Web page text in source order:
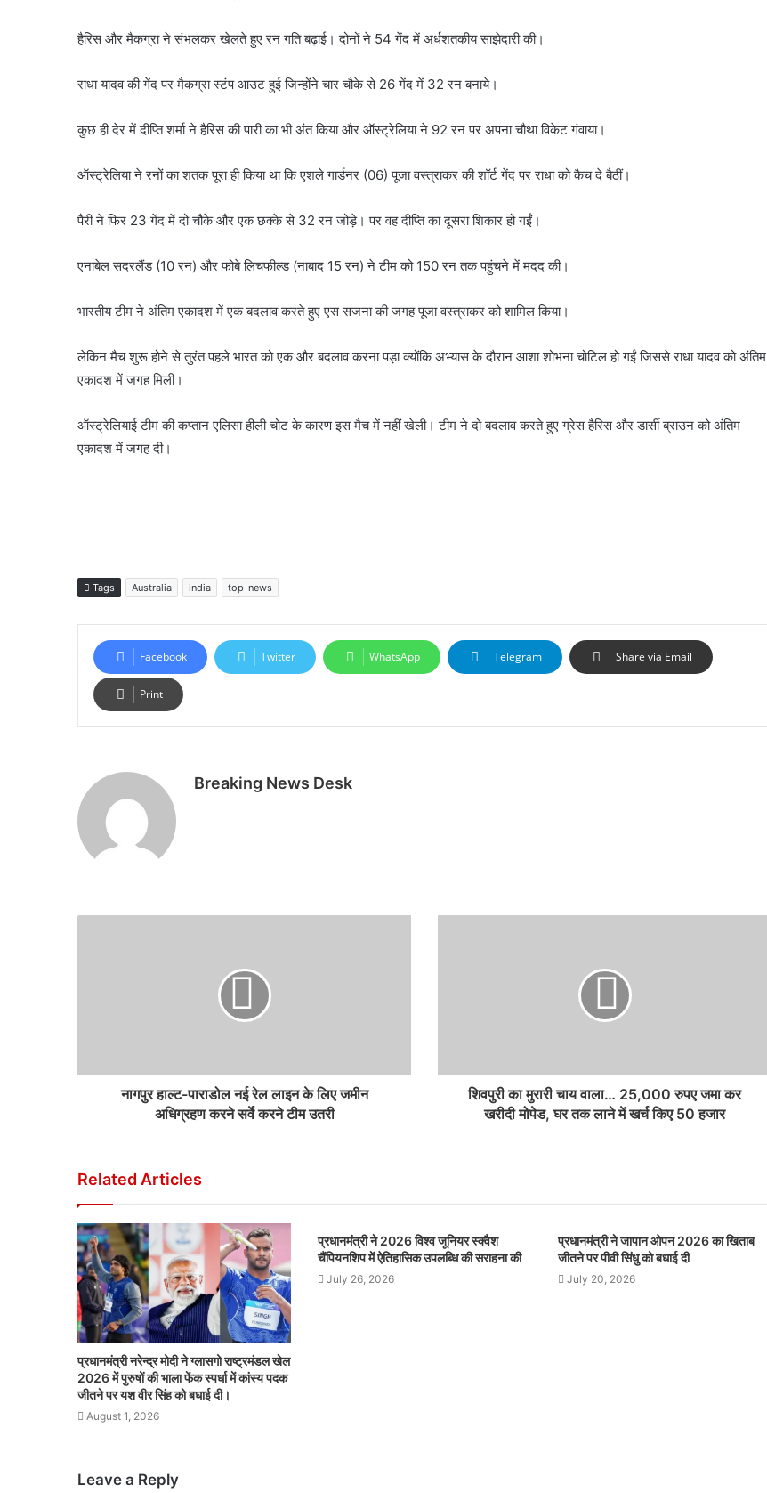
हैरिस और मैकग्रा ने संभलकर खेलते हुए रन गति बढ़ाई। दोनों ने 54 गेंद में अर्धशतकीय साझेदारी की।
राधा यादव की गेंद पर मैकग्रा स्टंप आउट हुई जिन्होंने चार चौके से 26 गेंद में 32 रन बनाये।
कुछ ही देर में दीप्ति शर्मा ने हैरिस की पारी का भी अंत किया और ऑस्ट्रेलिया ने 92 रन पर अपना चौथा विकेट गंवाया।
ऑस्ट्रेलिया ने रनों का शतक पूरा ही किया था कि एशले गार्डनर (06) पूजा वस्त्राकर की शॉर्ट गेंद पर राधा को कैच दे बैठीं।
पैरी ने फिर 23 गेंद में दो चौके और एक छक्के से 32 रन जोड़े। पर वह दीप्ति का दूसरा शिकार हो गईं।
एनाबेल सदरलैंड (10 रन) और फोबे लिचफील्ड (नाबाद 15 रन) ने टीम को 150 रन तक पहुंचने में मदद की।
भारतीय टीम ने अंतिम एकादश में एक बदलाव करते हुए एस सजना की जगह पूजा वस्त्राकर को शामिल किया।
लेकिन मैच शुरू होने से तुरंत पहले भारत को एक और बदलाव करना पड़ा क्योंकि अभ्यास के दौरान आशा शोभना चोटिल हो गईं जिससे राधा यादव को अंतिम
एकादश में जगह मिली।
ऑस्ट्रेलियाई टीम की कप्तान एलिसा हीली चोट के कारण इस मैच में नहीं खेली। टीम ने दो बदलाव करते हुए ग्रेस हैरिस और डार्सी ब्राउन को अंतिम
एकादश में जगह दी।
Tags Australia india top-news
Facebook Twitter WhatsApp Telegram Share via Email
Print
Breaking News Desk
नागपुर हाल्ट-पाराडोल नई रेल लाइन के लिए जमीन
अधिग्रहण करने सर्वे करने टीम उतरी
शिवपुरी का मुरारी चाय वाला… 25,000 रुपए जमा कर
खरीदी मोपेड, घर तक लाने में खर्च किए 50 हजार
Related Articles
प्रधानमंत्री नरेन्द्र मोदी ने ग्लासगो राष्ट्रमंडल खेल
2026 में पुरुषों की भाला फेंक स्पर्धा में कांस्य पदक
जीतने पर यश वीर सिंह को बधाई दी।
August 1, 2026
प्रधानमंत्री ने 2026 विश्व जूनियर स्क्वैश
चैंपियनशिप में ऐतिहासिक उपलब्धि की सराहना की
July 26, 2026
प्रधानमंत्री ने जापान ओपन 2026 का खिताब
जीतने पर पीवी सिंधु को बधाई दी
July 20, 2026
Leave a Reply